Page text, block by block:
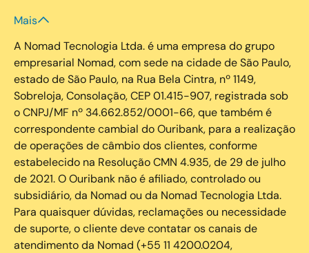
Mais
A Nomad Tecnologia Ltda. é uma empresa do grupo
empresarial Nomad, com sede na cidade de São Paulo,
estado de São Paulo, na Rua Bela Cintra, nº 1149,
Sobreloja, Consolação, CEP 01.415-907, registrada sob
o CNPJ/MF nº 34.662.852/0001-66, que também é
correspondente cambial do Ouribank, para a realização
de operações de câmbio dos clientes, conforme
estabelecido na Resolução CMN 4.935, de 29 de julho
de 2021. O Ouribank não é afiliado, controlado ou
subsidiário, da Nomad ou da Nomad Tecnologia Ltda.
Para quaisquer dúvidas, reclamações ou necessidade
de suporte, o cliente deve contatar os canais de
atendimento da Nomad (+55 11 4200.0204,